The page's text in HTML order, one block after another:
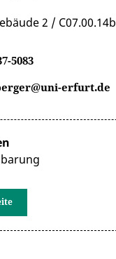
2 / C07.00.14b
5083
erfurt.de